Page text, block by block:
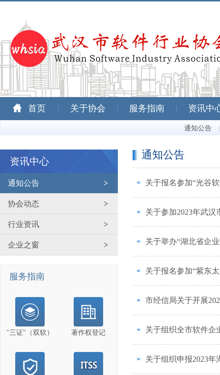
首页 关于协会 服务指南 资讯中
通知公告
资讯中心
通知公告 >
协会动态 >
行业资讯 >
企业之窗 >
服务指南
"三证"（双软） 著作权登记
通知公告
关于报名参加“光谷
关于参加2023年武
关于举办“湖北省企
关于报名参加“紫东
市经信局关于开展
关于组织全市软件企
关于组织申报2023